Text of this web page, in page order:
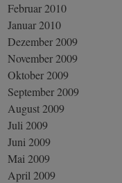
Februar 2010
Januar 2010
Dezember 2009
November 2009
Oktober 2009
September 2009
August 2009
Juli 2009
Juni 2009
Mai 2009
April 2009